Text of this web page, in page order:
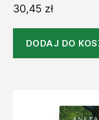
30,45 zł
DODAJ DO